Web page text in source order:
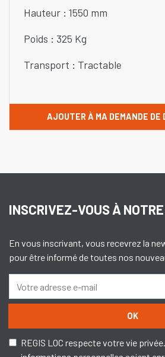
Hauteur : 1550 mm
Poids : 325 Kg
Transport : Tractable
AJOUTER À MA DEMANDE DE
INSCRIVEZ-VOUS À
En vous inscrivant, vous recevrez la
pour être informé de toutes nos
OK
REGIS LOC respecte votre vie